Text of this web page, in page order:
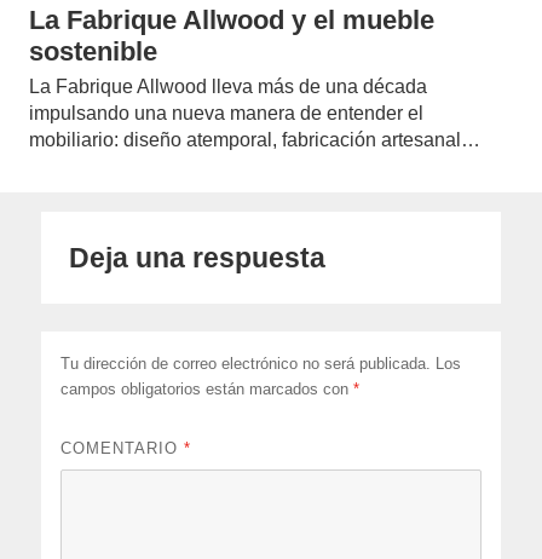
La Fabrique Allwood y el mueble
sostenible
La Fabrique Allwood lleva más de una década
impulsando una nueva manera de entender el
mobiliario: diseño atemporal, fabricación artesanal…
Deja una respuesta
Tu dirección de correo electrónico no será publicada.
Los
campos obligatorios están marcados con*
COMENTARIO*